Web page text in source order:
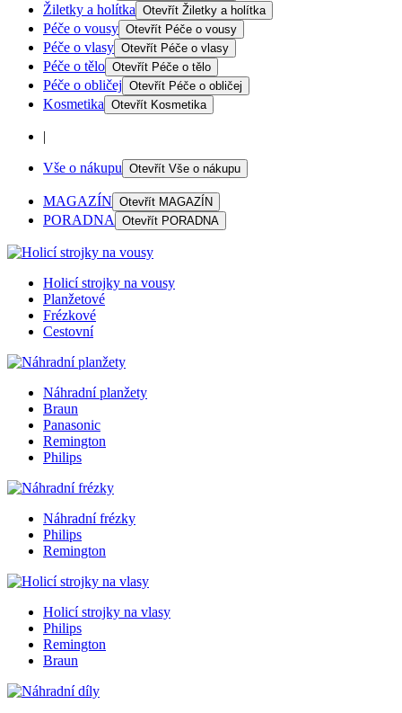
Žiletky a holítka Otevřít Žiletky a holítka
Péče o vousy Otevřít Péče o vousy
Péče o vlasy Otevřít Péče o vlasy
Péče o tělo Otevřít Péče o tělo
Péče o obličej Otevřít Péče o obličej
Kosmetika Otevřít Kosmetika
|
Vše o nákupu Otevřít Vše o nákupu
MAGAZÍN Otevřít MAGAZÍN
PORADNA Otevřít PORADNA
Holicí strojky na vousy
Planžetové
Frézkové
Cestovní
Náhradní planžety
Braun
Panasonic
Remington
Philips
Náhradní frézky
Philips
Remington
Holicí strojky na vlasy
Philips
Remington
Braun